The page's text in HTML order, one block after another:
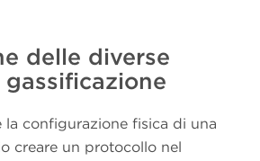
delle diverse
la configurazione fisica di una
creare un protocollo nel